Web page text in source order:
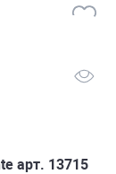
арт. 13715